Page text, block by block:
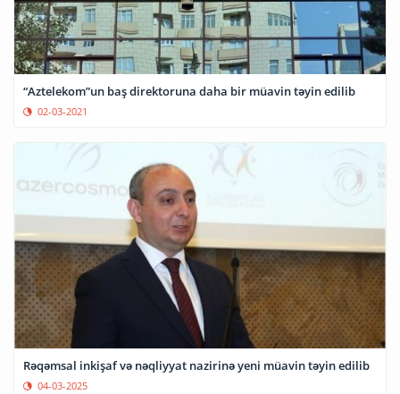
“Aztelekom”un baş direktoruna daha bir müavin təyin edilib
02-03-2021
Rəqəmsal inkişaf və nəqliyyat nazirinə yeni müavin təyin edilib
04-03-2025